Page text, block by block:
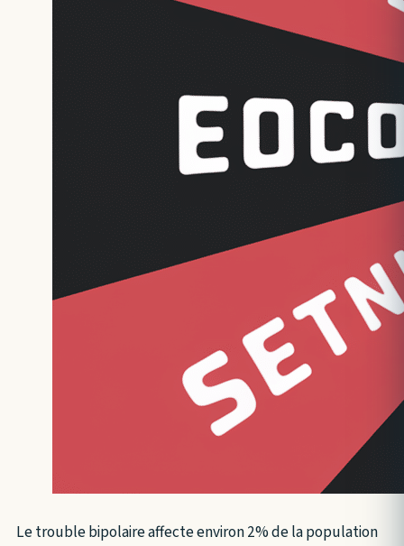
Le trouble bipolaire affecte environ 2% de la population